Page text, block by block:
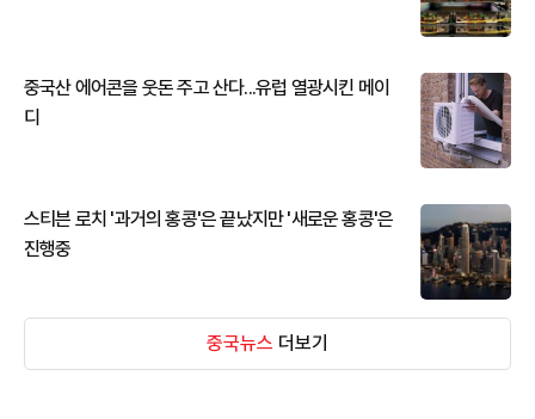
중국산 에어콘을 웃돈 주고 산다...유럽 열광시킨 메이
디
스티븐 로치 '과거의 홍콩'은 끝났지만 '새로운 홍콩'은
진행중
중국뉴스 더보기